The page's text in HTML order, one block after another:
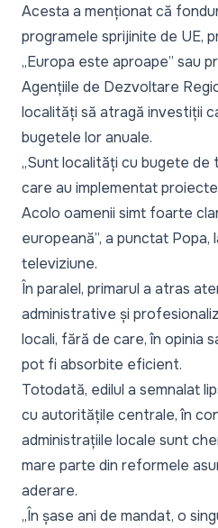
Acesta a menționat că
programele sprijinite de UE,
„Europa este aproape” sau
Agențiile de Dezvoltare
localități să atragă investiții
bugetele lor anuale.
„Sunt localități cu bugete de
care au implementat
Acolo oamenii simt foarte
europeană”, a punctat Popa,
televiziune.
În paralel, primarul a atras
administrative și
locali, fără de care, în opinia
pot fi absorbite eficient.
Totodată, edilul a semnalat
cu autoritățile centrale, în
administrațiile locale sunt
mare parte din reformele
aderare.
„În șase ani de mandat, o